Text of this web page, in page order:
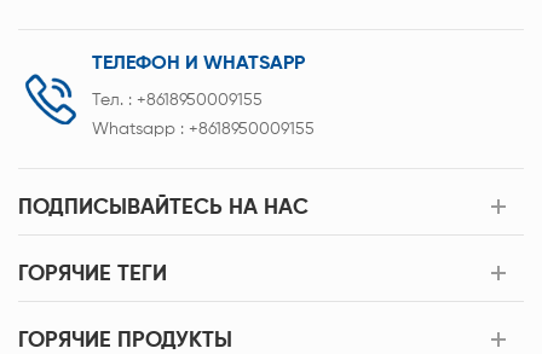
ТЕЛЕФОН И WHATSAPP
Тел. : +8618950009155
Whatsapp : +8618950009155
ПОДПИСЫВАЙТЕСЬ НА НАС
ГОРЯЧИЕ ТЕГИ
ГОРЯЧИЕ ПРОДУКТЫ